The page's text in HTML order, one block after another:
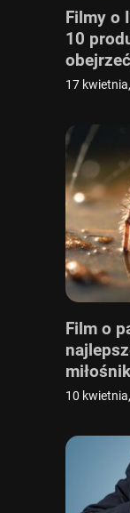
Filmy o
10
17
Film o
10